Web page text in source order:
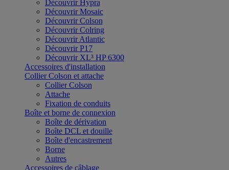
Découvrir Hypra
Découvrir Mosaic
Découvrir Colson
Découvrir Colring
Découvrir Atlantic
Découvrir P17
Découvrir XL³ HP 6300
Accessoires d'installation
Collier Colson et attache
Collier Colson
Attache
Fixation de conduits
Boîte et borne de connexion
Boîte de dérivation
Boîte DCL et douille
Boîte d'encastrement
Borne
Autres
Accessoires de câblage